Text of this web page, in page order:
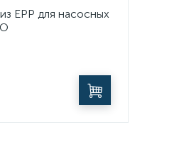
EPP для насосных